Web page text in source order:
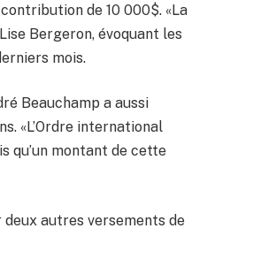
de 10 000$. «La
Bergeron, évoquant les
mois.
Beauchamp a aussi
«L’Ordre international
qu’un montant de cette
deux autres versements de